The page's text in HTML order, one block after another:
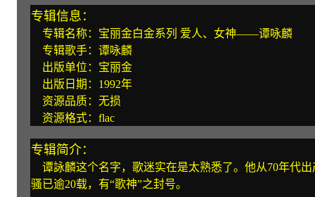
专辑信息：
专辑名称：宝丽金白金系列 爱人、女神——谭咏麟
专辑歌手：谭咏麟
出版单位：宝丽金
出版日期：1992年
资源品质：无损
资源格式：flac
专辑简介：
谭詠麟这个名字，歌迷实在是太熟悉了。他从70年代
骚已逾20载，有“歌神”之封号。